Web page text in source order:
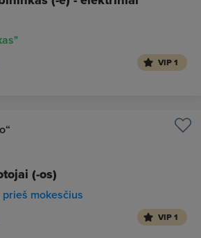
VIP 1
(-os)
mokesčius
VIP 1